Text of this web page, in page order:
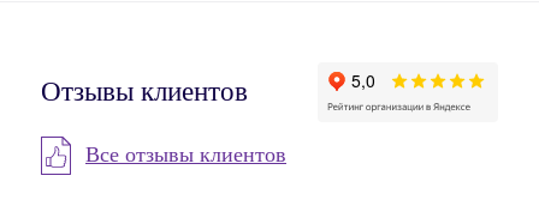
Отзывы клиентов
Все отзывы клиентов